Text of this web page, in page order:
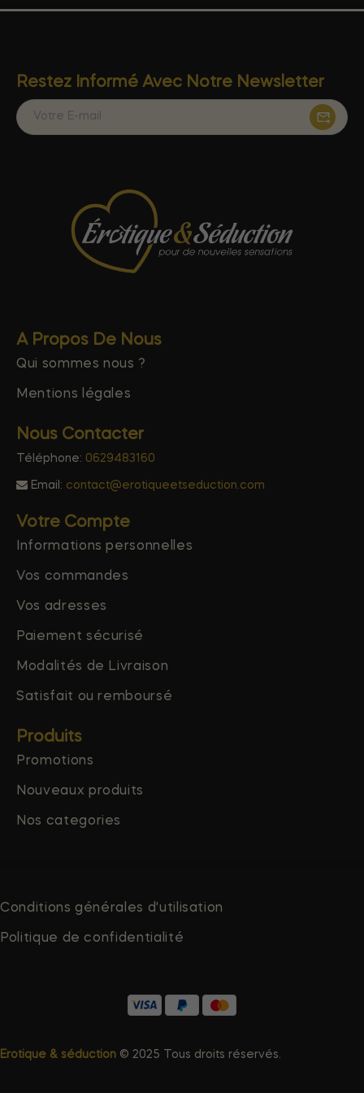
Restez Informé Avec Notre Newsletter
A Propos De Nous
Qui sommes nous ?
Mentions légales
Nous Contacter
Téléphone: 0629483160
Email: contact@erotiqueetseduction.com
Votre Compte
Informations personnelles
Vos commandes
Vos adresses
Paiement sécurisé
Modalités de Livraison
Satisfait ou remboursé
Produits
Promotions
Nouveaux produits
Nos categories
Conditions générales d'utilisation
Politique de confidentialité
Erotique & séduction © 2025 Tous droits réservés.